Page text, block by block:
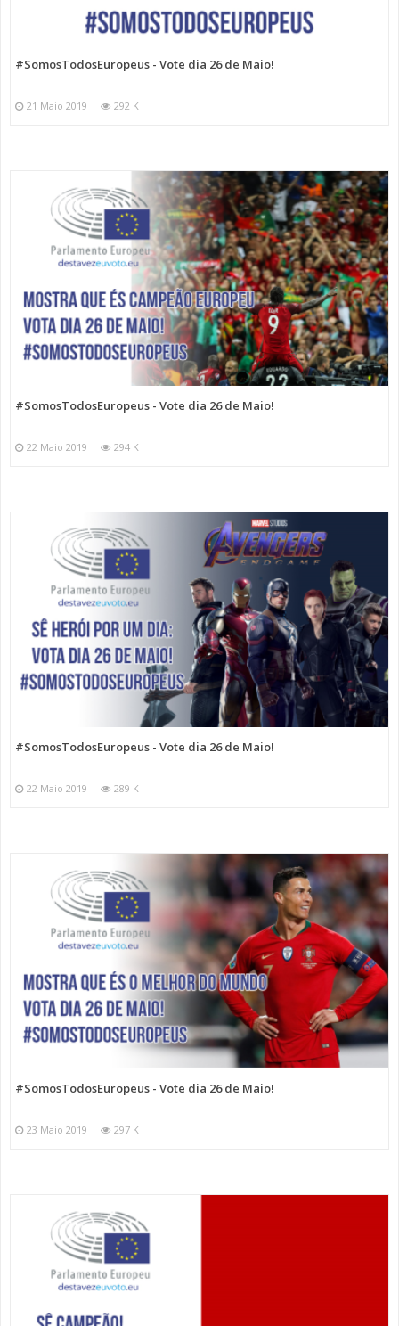
#SomosTodosEuropeus - Vote dia 26 de Maio!
21 Maio 2019 292 K
#SomosTodosEuropeus - Vote dia 26 de Maio!
22 Maio 2019 294 K
#SomosTodosEuropeus - Vote dia 26 de Maio!
22 Maio 2019 289 K
#SomosTodosEuropeus - Vote dia 26 de Maio!
23 Maio 2019 297 K